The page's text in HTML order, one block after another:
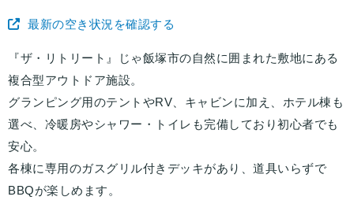
最新の空き状況を確認する
『ザ・リトリート』じゃ飯塚市の自然に囲まれた敷地にある
複合型アウトドア施設。
グランピング用のテントやRV、キャビンに加え、ホテル棟も
選べ、冷暖房やシャワー・トイレも完備しており初心者でも
安心。
各棟に専用のガスグリル付きデッキがあり、道具いらずで
BBQが楽しめます。